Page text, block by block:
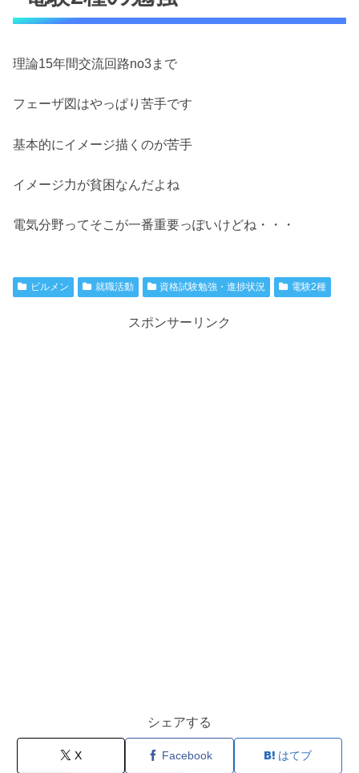
理論15年間交流回路no3まで
フェーザ図はやっぱり苦手です
基本的にイメージ描くのが苦手
イメージ力が貧困なんだよね
電気分野ってそこが一番重要っぽいけどね・・・
ビルメン 就職活動 資格試験勉強・進捗状況 電験2種
スポンサーリンク
シェアする
X Facebook はてブ